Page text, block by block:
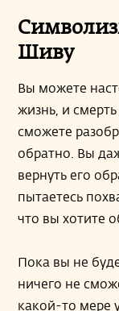
Шиву
Вы можете
жизнь, и
сможете
обратно. Вы
вернуть его
пытаетесь
что вы хотите
Пока вы не
ничего не
какой-то мере